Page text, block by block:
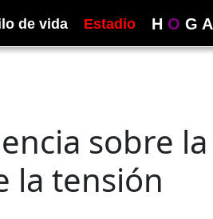
de vida Estadio H O G A
sobre la
la tensión